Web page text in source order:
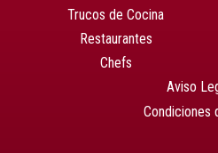
Trucos de Cocina
Restaurantes
Chefs
Aviso
Condiciones